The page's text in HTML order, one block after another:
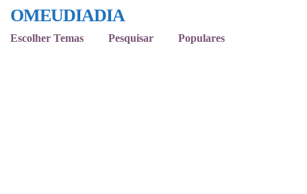
OMEUDIADIA
Escolher Temas Pesquisar Populares